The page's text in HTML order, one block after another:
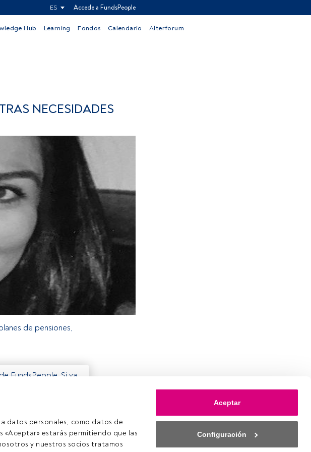
datos personales, como datos de
estarás permitiendo que las
y nuestros socios tratamos
Aceptar
Configuración
ES Accede a FundsPeople
Hub Learning Fondos Calendario Alterforum
NECESIDADES
de pensiones,
FundsPeople. Si ya
FundsPeople.